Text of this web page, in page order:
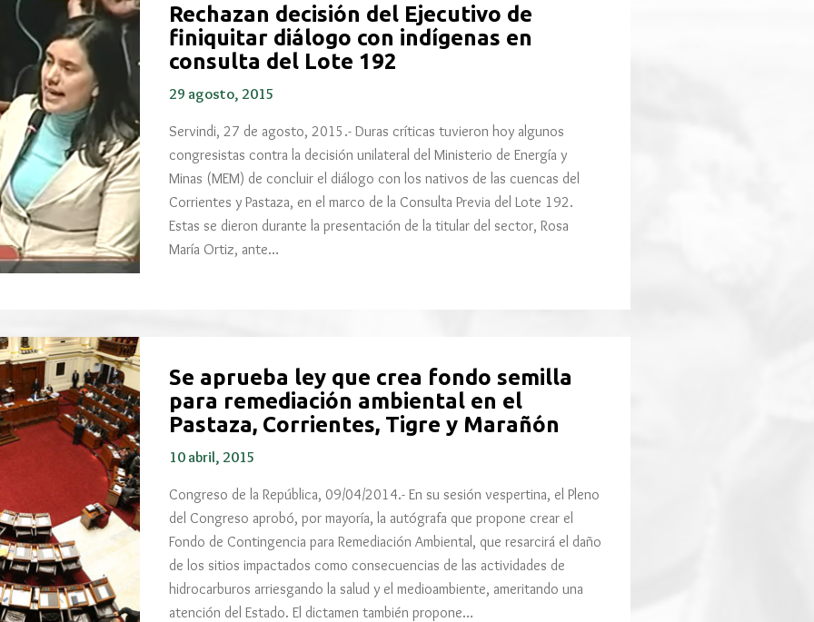
Rechazan decisión del Ejecutivo de
finiquitar diálogo con indígenas en
consulta del Lote 192
29 agosto, 2015
Servindi, 27 de agosto, 2015.- Duras críticas tuvieron hoy algunos
congresistas contra la decisión unilateral del Ministerio de Energía y
Minas (MEM) de concluir el diálogo con los nativos de las cuencas del
Corrientes y Pastaza, en el marco de la Consulta Previa del Lote 192.
Estas se dieron durante la presentación de la titular del sector, Rosa
María Ortiz, ante…
Se aprueba ley que crea fondo semilla
para remediación ambiental en el
Pastaza, Corrientes, Tigre y Marañón
10 abril, 2015
Congreso de la República, 09/04/2014.- En su sesión vespertina, el Pleno
del Congreso aprobó, por mayoría, la autógrafa que propone crear el
Fondo de Contingencia para Remediación Ambiental, que resarcirá el daño
de los sitios impactados como consecuencias de las actividades de
hidrocarburos arriesgando la salud y el medioambiente, ameritando una
atención del Estado. El dictamen también propone…